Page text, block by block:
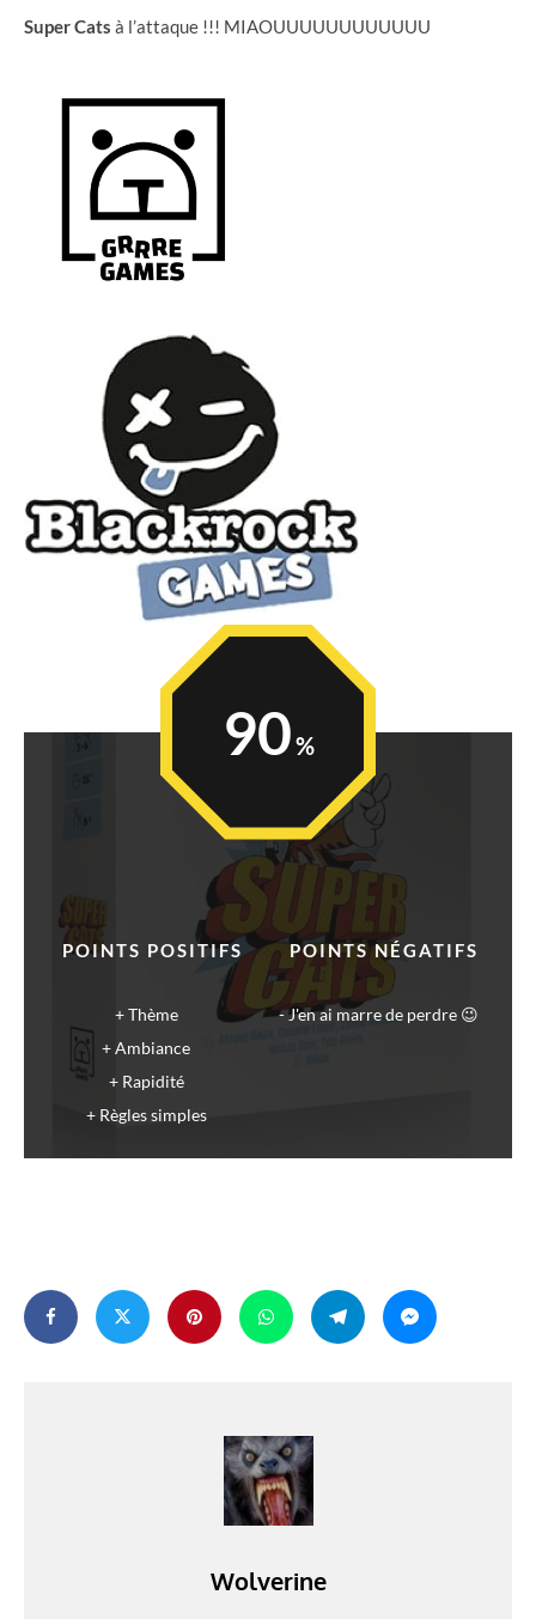
Super Cats à l’attaque !!! MIAOUUUUUUUUUUUU
POINTS POSITIFS
Thème
Ambiance
Rapidité
Règles simples
POINTS NÉGATIFS
J'en ai marre de perdre 😉
90
Wolverine